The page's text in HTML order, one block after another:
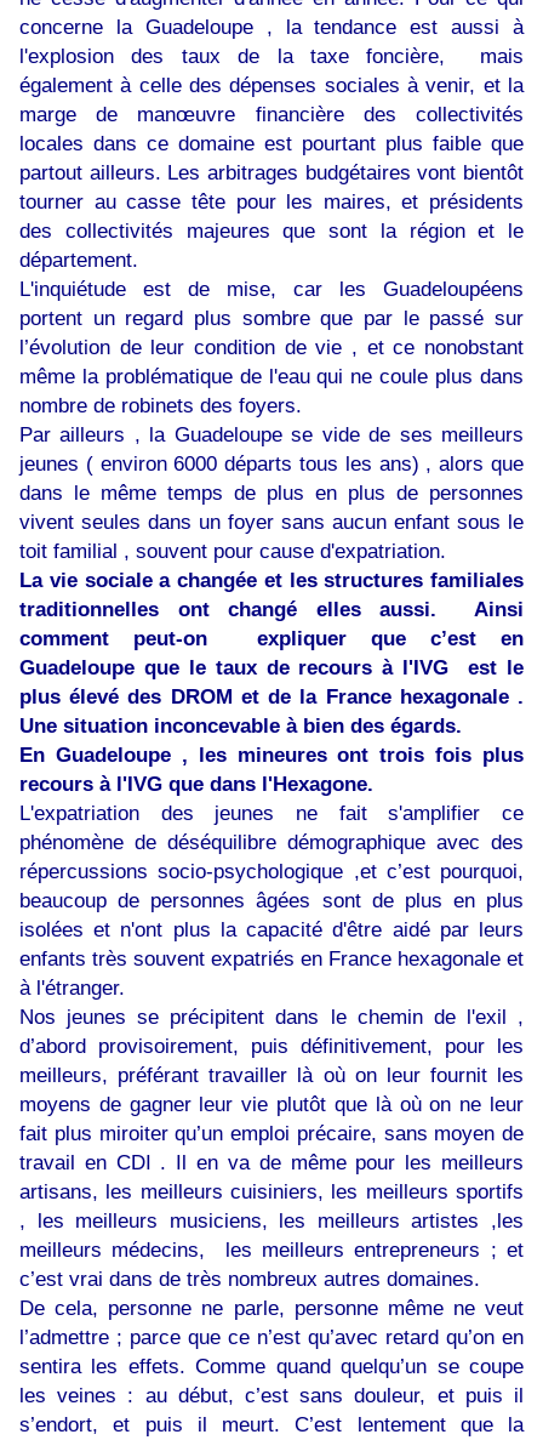
concerne la Guadeloupe , la tendance est aussi à
l'explosion des taux de la taxe foncière, mais
également à celle des dépenses sociales à venir, et la
marge de manœuvre financière des collectivités
locales dans ce domaine est pourtant plus faible que
partout ailleurs. Les arbitrages budgétaires vont bientôt
tourner au casse tête pour les maires, et présidents
des collectivités majeures que sont la région et le
département.
L'inquiétude est de mise, car les Guadeloupéens
portent un regard plus sombre que par le passé sur
l’évolution de leur condition de vie , et ce nonobstant
même la problématique de l'eau qui ne coule plus dans
nombre de robinets des foyers.
Par ailleurs , la Guadeloupe se vide de ses meilleurs
jeunes ( environ 6000 départs tous les ans) , alors que
dans le même temps de plus en plus de personnes
vivent seules dans un foyer sans aucun enfant sous le
toit familial , souvent pour cause d'expatriation.
La vie sociale a changée et les structures familiales
traditionnelles ont changé elles aussi. Ainsi
comment peut-on expliquer que c’est en
Guadeloupe que le taux de recours à l'IVG est le
plus élevé des DROM et de la France hexagonale .
Une situation inconcevable à bien des égards.
En Guadeloupe , les mineures ont trois fois plus
recours à l'IVG que dans l'Hexagone.
L'expatriation des jeunes ne fait s'amplifier ce
phénomène de déséquilibre démographique avec des
répercussions socio-psychologique ,et c’est pourquoi,
beaucoup de personnes âgées sont de plus en plus
isolées et n'ont plus la capacité d'être aidé par leurs
enfants très souvent expatriés en France hexagonale et
à l'étranger.
Nos jeunes se précipitent dans le chemin de l'exil ,
d’abord provisoirement, puis définitivement, pour les
meilleurs, préférant travailler là où on leur fournit les
moyens de gagner leur vie plutôt que là où on ne leur
fait plus miroiter qu’un emploi précaire, sans moyen de
travail en CDI . Il en va de même pour les meilleurs
artisans, les meilleurs cuisiniers, les meilleurs sportifs
, les meilleurs musiciens, les meilleurs artistes ,les
meilleurs médecins, les meilleurs entrepreneurs ; et
c’est vrai dans de très nombreux autres domaines.
De cela, personne ne parle, personne même ne veut
l’admettre ; parce que ce n’est qu’avec retard qu’on en
sentira les effets. Comme quand quelqu’un se coupe
les veines : au début, c’est sans douleur, et puis il
s’endort, et puis il meurt. C’est lentement que la